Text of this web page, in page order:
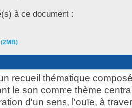
à ce document :
recueil thématique
le son comme thème
d'un sens, l'ouïe, à